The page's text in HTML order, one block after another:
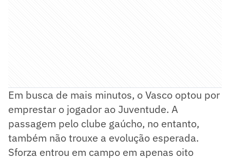
Em busca de mais minutos, o Vasco optou por
emprestar o jogador ao Juventude. A
passagem pelo clube gaúcho, no entanto,
também não trouxe a evolução esperada.
Sforza entrou em campo em apenas oito